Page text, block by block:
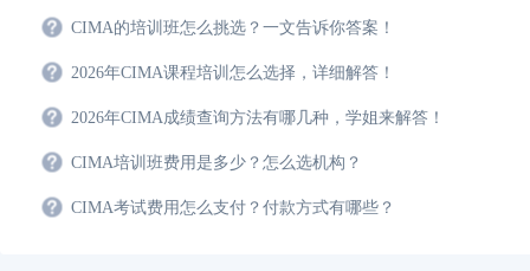
CIMA的培训班怎么挑选？一文告诉你答案！
2026年CIMA课程培训怎么选择，详细解答！
2026年CIMA成绩查询方法有哪几种，学姐来解答！
CIMA培训班费用是多少？怎么选机构？
CIMA考试费用怎么支付？付款方式有哪些？